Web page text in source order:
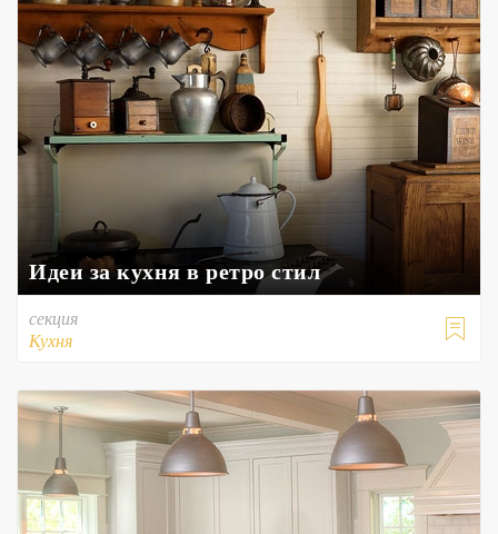
Идеи за кухня в ретро стил

секция
Кухня